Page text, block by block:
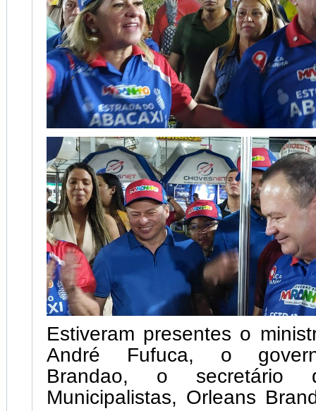
Estiveram presentes o
André Fufuca, o
Brandao, o secretário
Municipalistas, Orleans